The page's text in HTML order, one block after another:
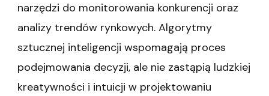
narzędzi do monitorowania konkurencji oraz
analizy trendów rynkowych. Algorytmy
sztucznej inteligencji wspomagają proces
podejmowania decyzji, ale nie zastąpią ludzkiej
kreatywności i intuicji w projektowaniu